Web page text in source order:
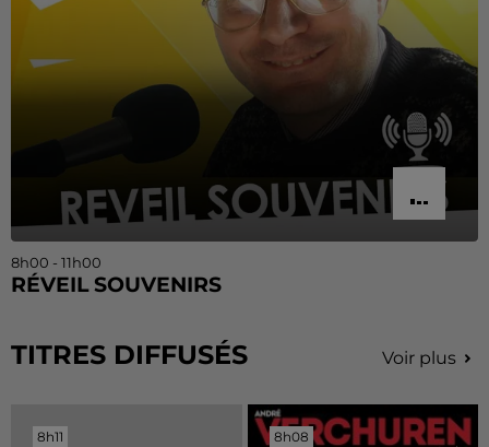
8h00 - 11h00
RÉVEIL SOUVENIRS
TITRES DIFFUSÉS Voir plus
8h11
8h11 8h08
8h08